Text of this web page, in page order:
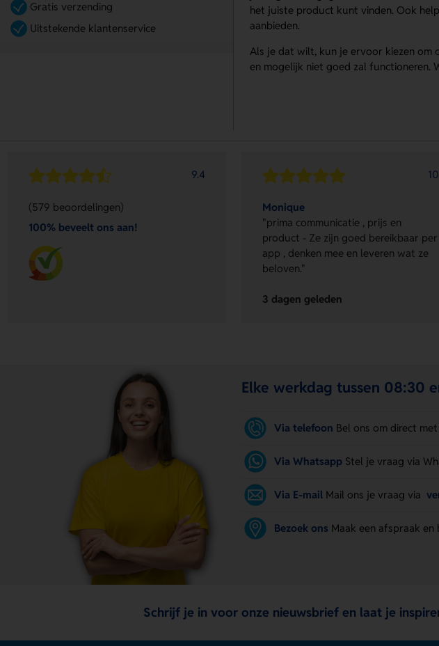
het juiste product kunt vinden. Ook
aanbieden.
Als je dat wilt, kun je ervoor kiezen om
en mogelijk niet goed zal functioneren.
Gratis verzending
Uitstekende klantenservice
9.4
(579 beoordelingen)
100% beveelt ons aan!
10
Monique
"prima communicatie , prijs en
product - Ze zijn goed bereikbaar per
app , denken mee en leveren wat ze
beloven."
3 dagen geleden
Elke werkdag tussen 08:30
Via telefoon Bel ons om direct
Via Whatsapp Stel je vraag via
Via E-mail Mail ons je vraag via
Bezoek ons Maak een afspraak en
Schrijf je in voor onze nieuwsbrief en laat je